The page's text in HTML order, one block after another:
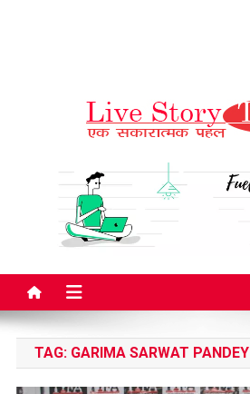
Live Story Time
TAG: GARIMA SARWAT PANDEY